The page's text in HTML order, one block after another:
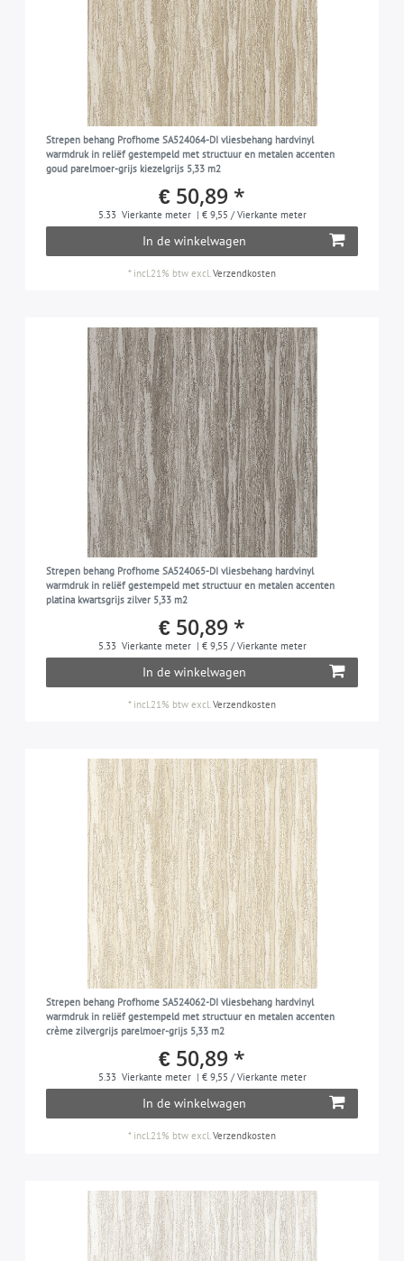
Strepen behang Profhome SA524064-DI vliesbehang hardvinyl
warmdruk in reliëf gestempeld met structuur en metalen accenten
goud parelmoer-grijs kiezelgrijs 5,33 m2
€ 50,89 *
5.33 Vierkante meter | € 9,55 / Vierkante meter
In de winkelwagen
* incl.21% btw excl. Verzendkosten
Strepen behang Profhome SA524065-DI vliesbehang hardvinyl
warmdruk in reliëf gestempeld met structuur en metalen accenten
platina kwartsgrijs zilver 5,33 m2
€ 50,89 *
5.33 Vierkante meter | € 9,55 / Vierkante meter
In de winkelwagen
* incl.21% btw excl.Verzendkosten
Strepen behang Profhome SA524062-DI vliesbehang hardvinyl
warmdruk in reliëf gestempeld met structuur en metalen accenten
crème zilvergrijs parelmoer-grijs 5,33 m2
€ 50,89 *
5.33 Vierkante meter | € 9,55 / Vierkante meter
In de winkelwagen
* incl.21% btw excl.Verzendkosten